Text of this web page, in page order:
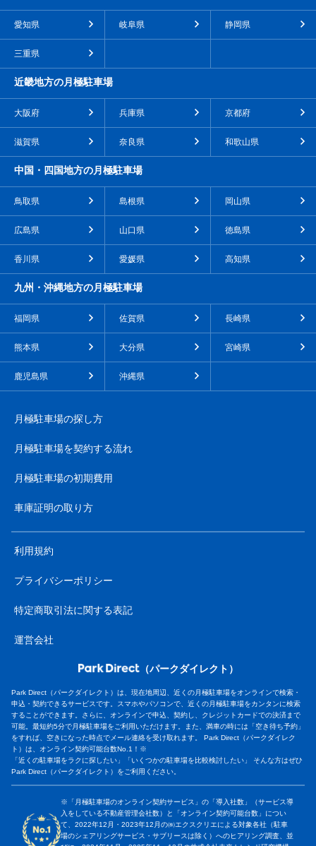
愛知県 岐阜県 静岡県
三重県
近畿地方の月極駐車場
大阪府 兵庫県 京都府
滋賀県 奈良県 和歌山県
中国・四国地方の月極駐車場
鳥取県 島根県 岡山県
広島県 山口県 徳島県
香川県 愛媛県 高知県
九州・沖縄地方の月極駐車場
福岡県 佐賀県 長崎県
熊本県 大分県 宮崎県
鹿児島県 沖縄県
月極駐車場の探し方
月極駐車場を契約する流れ
月極駐車場の初期費用
車庫証明の取り方
利用規約
プライバシーポリシー
特定商取引法に関する表記
運営会社
（パークダイレクト）
Park Direct（パークダイレクト）は、現在地周辺、近くの月極駐車場をオンラインで検索・
申込・契約できるサービスです。スマホやパソコンで、近くの月極駐車場をカンタンに検索
することができます。さらに、オンラインで申込、契約し、クレジットカードでの決済まで
可能。最短約5分で月極駐車場をご利用いただけます。また、満車の時には「空き待ち予約」
をすれば、空きになった時点でメール連絡を受け取れます。 Park Direct（パークダイレク
ト）は、オンライン契約可能台数No.1！※
「近くの駐車場をラクに探したい」「いくつかの駐車場を比較検討したい」 そんな方はぜひ
Park Direct（パークダイレクト）をご利用ください。
※「月極駐車場のオンライン契約サービス」の「導入社数」（サービス導
入をしている不動産管理会社数）と「オンライン契約可能台数」につい
て、2022年12月・2023年12月の㈱エクスクリエによる対象各社（駐車
場のシェアリングサービス・サブリースは除く）へのヒアリング調査、並